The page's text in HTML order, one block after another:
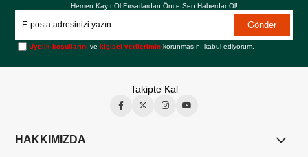
Hemen Kayıt Ol Fırsatlardan Önce Sen Haberdar Ol!
Gönder
Üyelik koşullarını vekişisel verilerimin korunmasını kabul ediyorum.
Takipte Kal
HAKKIMIZDA